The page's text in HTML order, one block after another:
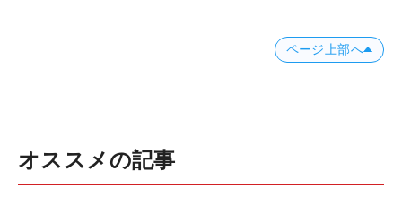
ページ上部へ
オススメの記事